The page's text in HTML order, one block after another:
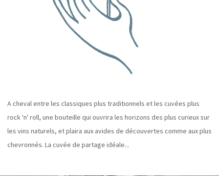
A cheval entre les classiques plus traditionnels et les cuvées plus
rock 'n' roll, une bouteille qui ouvrira les horizons des plus curieux sur
les vins naturels, et plaira aux avides de découvertes comme aux plus
chevronnés. La cuvée de partage idéale...